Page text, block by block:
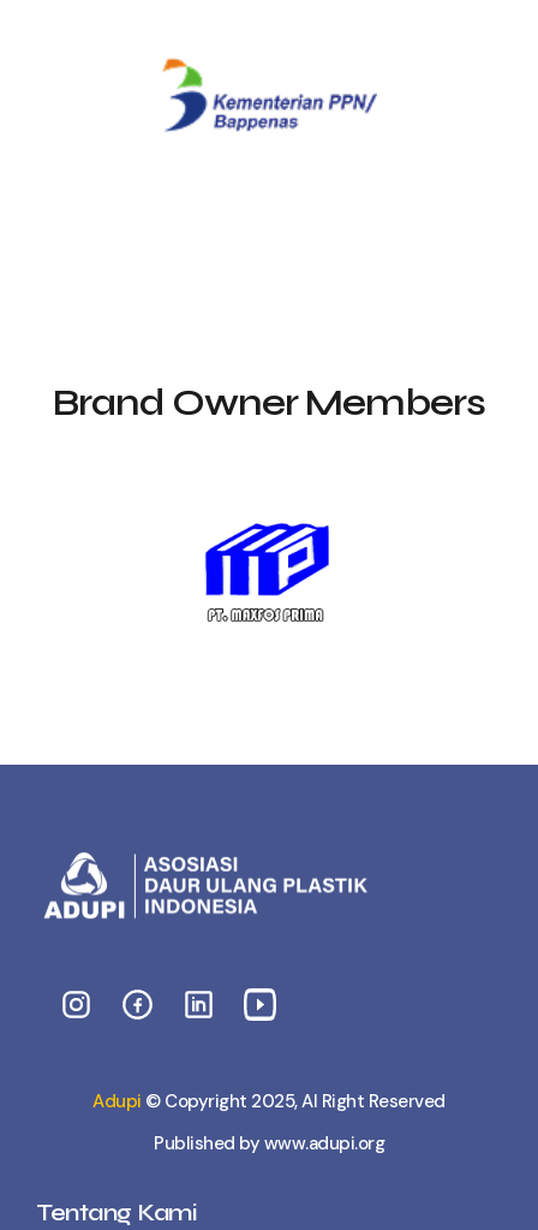
Brand Owner Members
Adupi © Copyright 2025, Al Right Reserved
Published by www.adupi.org
Tentang Kami